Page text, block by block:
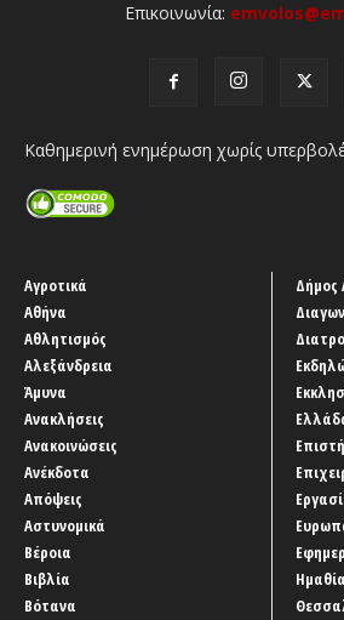
Επικοινωνία:
Καθημερινή ενημέρωση χωρίς
Αγροτικά
Αθήνα
Αθλητισμός
Αλεξάνδρεια
Άμυνα
Ανακλήσεις
Ανακοινώσεις
Ανέκδοτα
Απόψεις
Αστυνομικά
Βέροια
Βιβλία
Βότανα
Δήμος
Ημαθία